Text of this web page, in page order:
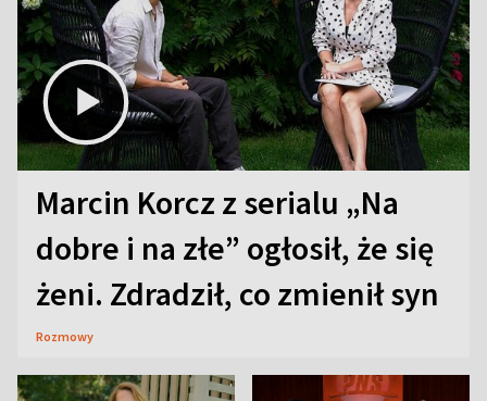
Marcin Korcz z serialu „Na
dobre i na złe” ogłosił, że się
żeni. Zdradził, co zmienił syn
Rozmowy